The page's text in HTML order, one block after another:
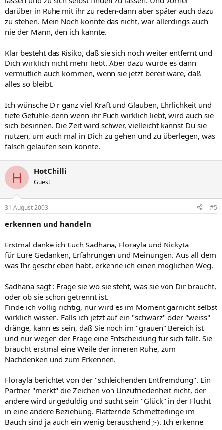
darüber in Ruhe mit ihr zu reden-dann aber später auch dazu
zu stehen. Mein Noch konnte das nicht, war allerdings auch
nie der Mann, den ich kannte.
Klar besteht das Risiko, daß sie sich noch weiter entfernt und
Dich wirklich nicht mehr liebt. Aber dazu würde es dann
vermutlich auch kommen, wenn sie jetzt bereit wäre, daß
alles so bleibt.
Ich wünsche Dir ganz viel Kraft und Glauben, Ehrlichkeit und
tiefe Gefühle-denn wenn ihr Euch wirklich liebt, wird auch sie
sich besinnen. Die Zeit wird schwer, vielleicht kannst Du sie
nutzen, um auch mal in Dich zu gehen und zu überlegen, was
falsch gelaufen sein könnte.
H HotChilli
Guest
31 August 2003 #5
erkennen und handeln
Erstmal danke ich Euch Sadhana, Florayla und Nickyta
für Eure Gedanken, Erfahrungen und Meinungen. Aus all dem
was Ihr geschrieben habt, erkenne ich einen möglichen Weg.
Sadhana sagt : Frage sie wo sie steht, was sie von Dir braucht,
oder ob sie schon getrennt ist.
Finde ich völlig richtig, nur wird es im Moment garnicht selbst
wirklich wissen. Falls ich jetzt auf ein "schwarz" oder "weiss"
dränge, kann es sein, daß Sie noch im "grauen" Bereich ist
und nur wegen der Frage eine Entscheidung für sich fällt. Sie
braucht erstmal eine Weile der inneren Ruhe, zum
Nachdenken und zum Erkennen.
Florayla berichtet von der "schleichenden Entfremdung". Ein
Partner "merkt" die Zeichen von Unzufriedenheit nicht, der
andere wird ungeduldig und sucht sein "Glück" in der Flucht
in eine andere Beziehung. Flatternde Schmetterlinge im
Bauch sind ja auch ein wenig berauschend ;-). Ich erkenne